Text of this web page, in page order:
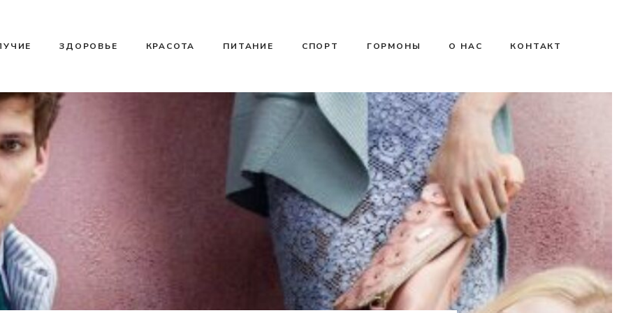
ЗДОРОВЬЕ КРАСОТА ПИТАНИЕ СПОРТ ГОРМОНЫ О НАС КОНТАКТ